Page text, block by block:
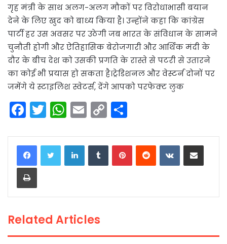
गृह मंत्री के साथ अलग-अलग मौकों पर विरोधाभासी बयान
देने के लिए खुद को बाध्य किया है। उन्होंने कहा कि कांग्रेस
पार्टी हर उस अवसर पर उठेगी जब भारत के संविधान के सामने
चुनौती होगी और ऐतिहासिक बेरोजगारी और आर्थिक मंदी के
दौर के बीच देश को उसकी प्रगति के रास्ते से पटरी से उतारने
का कोई भी प्रयास हो सकता है।ट्रेडिशनल और वेस्टर्न दोनों पर
जमेंगे ये स्टाइलिश स्वेटर्स, देंगे आपको परफेक्ट लुक
F
a
c
e
b
o
k
T
w
itt
er
W
h
a
ts
p
E
m
ai
C
o
p
n
ar
LinkedInTumblrPinterestReddit VKontakteShare via Email
Print
Related Articles